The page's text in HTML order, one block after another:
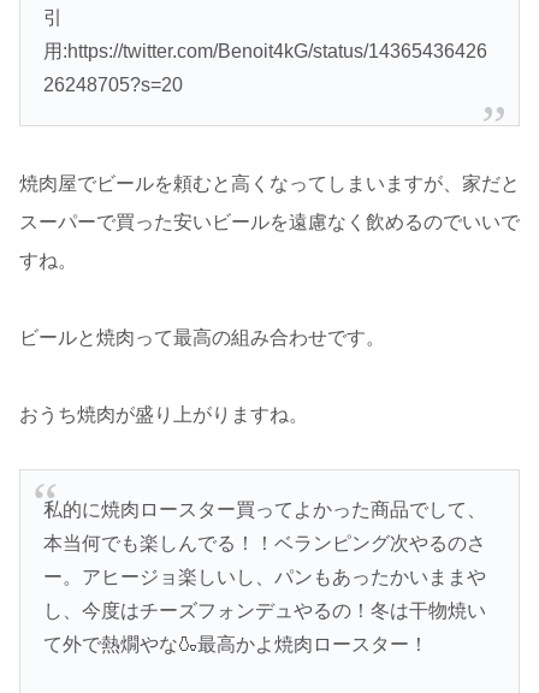
引
用:https://twitter.com/Benoit4kG/status/14365436426
26248705?s=20
焼肉屋でビールを頼むと高くなってしまいますが、家だと
スーパーで買った安いビールを遠慮なく飲めるのでいいで
すね。
ビールと焼肉って最高の組み合わせです。
おうち焼肉が盛り上がりますね。
私的に焼肉ロースター買ってよかった商品でして、
本当何でも楽しんでる！！ベランピング次やるのさ
ー。アヒージョ楽しいし、パンもあったかいままや
し、今度はチーズフォンデュやるの！冬は干物焼い
て外で熱燗やな🍶最高かよ焼肉ロースター！